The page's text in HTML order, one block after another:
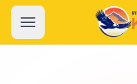
khovd.mn